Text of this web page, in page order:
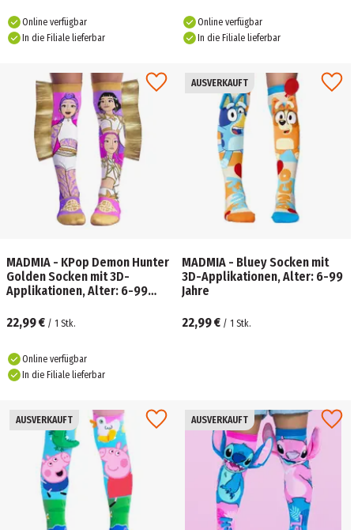
Online verfügbar
In die Filiale lieferbar
Online verfügbar
In die Filiale lieferbar
MADMIA - KPop Demon Hunter
Golden Socken mit 3D-
Applikationen, Alter: 6-99
22,99 € / 1 Stk.
Online verfügbar
In die Filiale lieferbar
AUSVERKAUFT
MADMIA - Bluey Socken mit
3D-Applikationen, Alter: 6-99
Jahre
22,99 € / 1 Stk.
AUSVERKAUFT AUSVERKAUFT